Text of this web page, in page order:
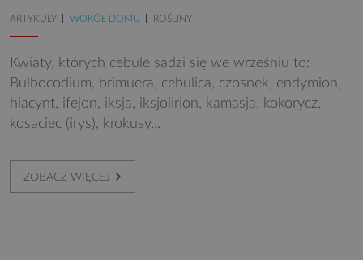
ARTYKUŁY WOKÓŁ DOMU ROŚLINY
Kwiaty, których cebule sadzi się we wrześniu to:
Bulbocodium, brimuera, cebulica, czosnek, endymion,
hiacynt, ifejon, iksja, iksjolirion, kamasja, kokorycz,
kosaciec (irys), krokusy...
ZOBACZ WIĘCEJ